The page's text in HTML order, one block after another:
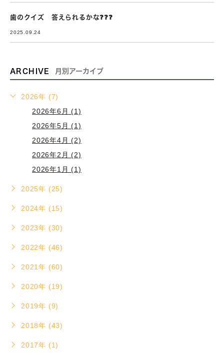
歯のクイズ 答えられるかな❓❓❓
2025.09.24
ARCHIVE 月別アーカイブ
2026年 (7)
2026年6月 (1)
2026年5月 (1)
2026年4月 (2)
2026年2月 (2)
2026年1月 (1)
2025年 (25)
2024年 (15)
2023年 (30)
2022年 (46)
2021年 (60)
2020年 (19)
2019年 (9)
2018年 (43)
2017年 (1)